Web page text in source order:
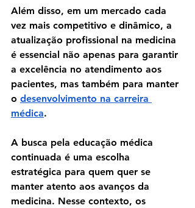
Além disso, em um mercado cada
vez mais competitivo e dinâmico, a
atualização profissional na medicina
é essencial não apenas para garantir
a excelência no atendimento aos
pacientes, mas também para manter
o desenvolvimento na carreira
médica.
A busca pela educação médica
continuada é uma escolha
estratégica para quem quer se
manter atento aos avanços da
medicina. Nesse contexto, os